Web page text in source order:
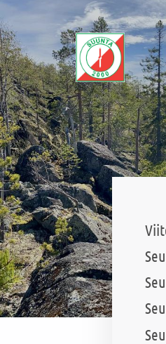
Siirry
sivun
sisältöön
Sivuston